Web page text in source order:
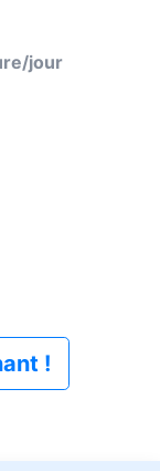
jour
!